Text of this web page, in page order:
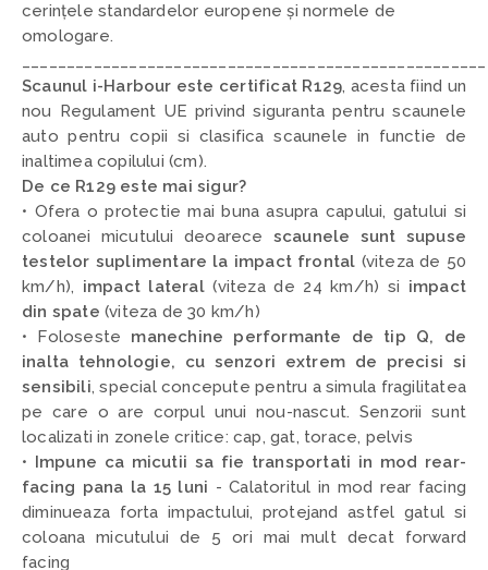
cerințele standardelor europene și normele de
omologare.
Scaunul i-Harbour este certificat R129, acesta fiind un
nou Regulament UE privind siguranta pentru scaunele
auto pentru copii si clasifica scaunele in functie de
inaltimea copilului (cm).
De ce R129 este mai sigur?
• Ofera o protectie mai buna asupra capului, gatului si
coloanei micutului deoarece scaunele sunt supuse
testelor suplimentare la impact frontal (viteza de 50
km/h), impact lateral(viteza de 24 km/h) si impact
din spate (viteza de 30 km/h)
• Foloseste manechine performante de tip Q, de
inalta tehnologie, cu senzori extrem de precisi si
sensibili, special concepute pentru a simula fragilitatea
pe care o are corpul unui nou-nascut. Senzorii sunt
localizati in zonele critice: cap, gat, torace, pelvis
• Impune ca micutii sa fie transportati in mod rear-
facing pana la 15 luni - Calatoritul in mod rear facing
diminueaza forta impactului, protejand astfel gatul si
coloana micutului de 5 ori mai mult decat forward
facing